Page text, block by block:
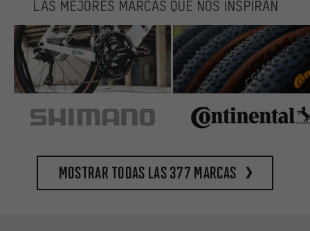
LAS MEJORES MARCAS QUE NOS INSPIRAN
Mostrar todas las 377 marcas